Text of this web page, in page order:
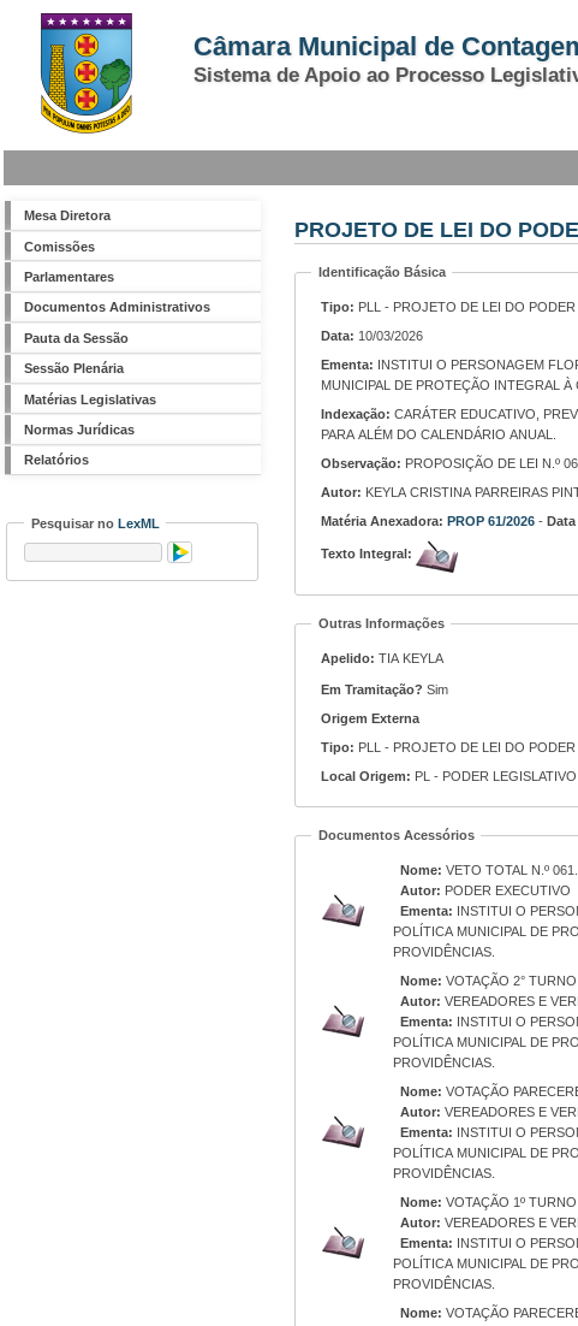
Câmara Municipal de
Sistema de Apoio ao Processo
Mesa Diretora
Comissões
Parlamentares
Documentos Administrativos
Pauta da Sessão
Sessão Plenária
Matérias Legislativas
Normas Jurídicas
Relatórios
Pesquisar no LexML
PROJETO DE LEI DO
Identificação Básica
Tipo: PLL - PROJETO DE LEI DO PODER
Data: 10/03/2026
Ementa:
MUNICIPAL DE PROTEÇÃO INTEGRAL
Indexação:
PARA ALÉM DO CALENDÁRIO ANUAL.
Observação: PROPOSIÇÃO DE LEI N.º
Autor: KEYLA CRISTINA PARREIRAS
Matéria Anexadora: PROP 61/2026-
Texto Integral:
Outras Informações
Apelido: TIA KEYLA
Em Tramitação? Sim
Origem Externa
Tipo: PLL - PROJETO DE LEI DO PODER
Local Origem: PL - PODER LEGISLATIVO
Documentos Acessórios
Nome: VETO TOTAL N.º
Autor: PODER EXECUTIVO
Ementa: INSTITUI O
POLÍTICA MUNICIPAL DE
PROVIDÊNCIAS.
Nome: VOTAÇÃO 2°
Autor: VEREADORES E
Ementa: INSTITUI O
POLÍTICA MUNICIPAL DE
PROVIDÊNCIAS.
Nome: VOTAÇÃO
Autor: VEREADORES E
Ementa: INSTITUI O
POLÍTICA MUNICIPAL DE
PROVIDÊNCIAS.
Nome: VOTAÇÃO 1º TURNO
Autor: VEREADORES E
Ementa: INSTITUI O
POLÍTICA MUNICIPAL DE
PROVIDÊNCIAS.
Nome: VOTAÇÃO